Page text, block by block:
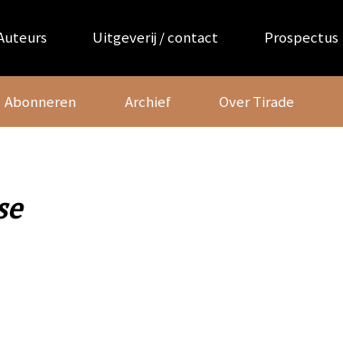
Uitgeverij / contact Prospectus
Abonneren Archief Over Tirade